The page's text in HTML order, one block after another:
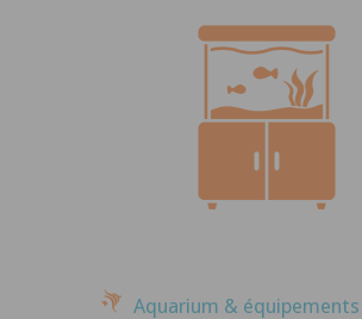
Aquarium & équipements